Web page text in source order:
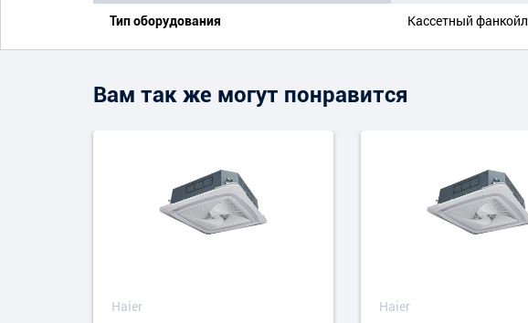
Тип оборудования Кассетный фанкойл
Вам так же могут понравится
Haier Haier